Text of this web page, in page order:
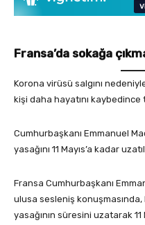
Fransa’da sokağa
Korona virüsü salgını
kişi daha hayatını kaybedince
Cumhurbaşkanı Emmanuel
yasağını 11 Mayıs’a kadar
Fransa Cumhurbaşkanı
ulusa sesleniş konuşmasında,
yasağının süresini uzatarak